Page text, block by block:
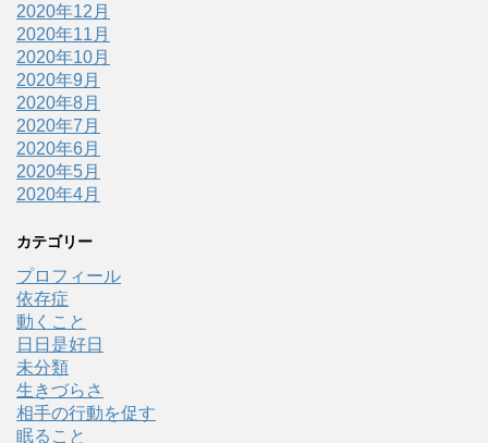
2020年12月
2020年11月
2020年10月
2020年9月
2020年8月
2020年7月
2020年6月
2020年5月
2020年4月
カテゴリー
プロフィール
依存症
動くこと
日日是好日
未分類
生きづらさ
相手の行動を促す
眠ること